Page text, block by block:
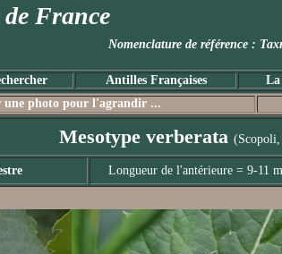
France
Nomenclature de référence
Antilles Françaises La
une photo pour l'agrandir ...
Mesotype verberata (Scopoli,
Longueur de l'antérieure = 9-11